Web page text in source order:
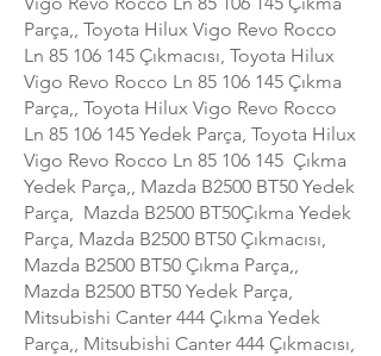
Parça,, Toyota Hilux Vigo Revo Rocco
Ln 85 106 145 Çıkmacısı, Toyota Hilux
Vigo Revo Rocco Ln 85 106 145 Çıkma
Parça,, Toyota Hilux Vigo Revo Rocco
Ln 85 106 145 Yedek Parça, Toyota Hilux
Vigo Revo Rocco Ln 85 106 145 Çıkma
Yedek Parça,, Mazda B2500 BT50 Yedek
Parça, Mazda B2500 BT50Çıkma Yedek
Parça, Mazda B2500 BT50 Çıkmacısı,
Mazda B2500 BT50 Çıkma Parça,,
Mazda B2500 BT50 Yedek Parça,
Mitsubishi Canter 444 Çıkma Yedek
Parça,, Mitsubishi Canter 444 Çıkmacısı,